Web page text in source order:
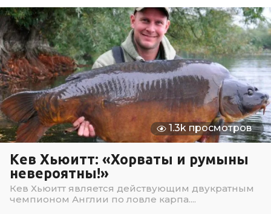
0
3
.
2
0
2
0
1.3k просмотров
Кев Хьюитт: «Хорваты и румыны
невероятны!»
Кев Хьюитт является действующим двукратным
чемпионом Англии по ловле карпа....